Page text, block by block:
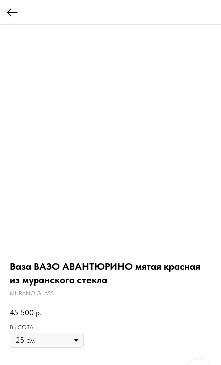
Ваза ВАЗО АВАНТЮРИНО мятая красная
из муранского стекла
MURANO GLASS
45 500 р.
ВЫСОТА